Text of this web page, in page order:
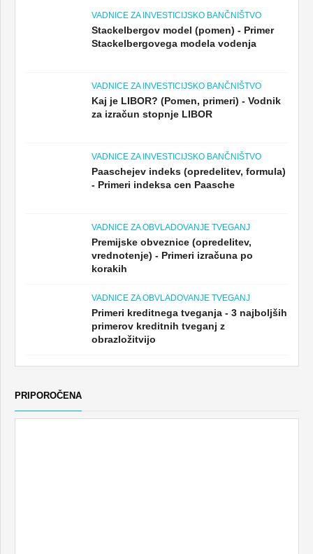
VADNICE ZA INVESTICIJSKO BANČNIŠTVO
Stackelbergov model (pomen) - Primer
Stackelbergovega modela vodenja
VADNICE ZA INVESTICIJSKO BANČNIŠTVO
Kaj je LIBOR? (Pomen, primeri) - Vodnik
za izračun stopnje LIBOR
VADNICE ZA INVESTICIJSKO BANČNIŠTVO
Paaschejev indeks (opredelitev, formula)
- Primeri indeksa cen Paasche
VADNICE ZA OBVLADOVANJE TVEGANJ
Premijske obveznice (opredelitev,
vrednotenje) - Primeri izračuna po
korakih
VADNICE ZA OBVLADOVANJE TVEGANJ
Primeri kreditnega tveganja - 3 najboljših
primerov kreditnih tveganj z
obrazložitvijo
PRIPOROČENA